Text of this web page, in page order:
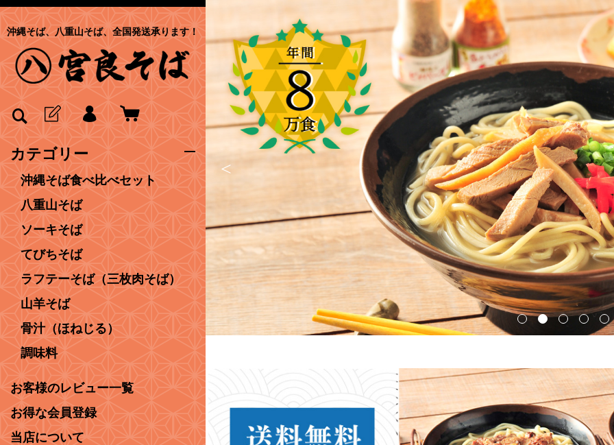
沖縄そば、八重山そば、全国発送承ります！
カテゴリー
沖縄そば食べ比べセット
八重山そば
ソーキそば
てびちそば
ラフテーそば（三枚肉そば）
山羊そば
骨汁（ほねじる）
調味料
お客様のレビュー一覧
お得な会員登録
当店について
<